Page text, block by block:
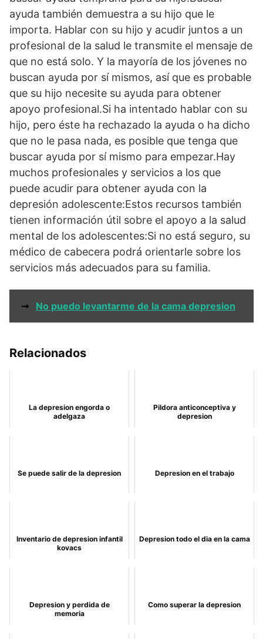
ayuda también demuestra a su hijo que le
importa. Hablar con su hijo y acudir juntos a un
profesional de la salud le transmite el mensaje de
que no está solo. Y la mayoría de los jóvenes no
buscan ayuda por sí mismos, así que es probable
que su hijo necesite su ayuda para obtener
apoyo profesional.Si ha intentado hablar con su
hijo, pero éste ha rechazado la ayuda o ha dicho
que no le pasa nada, es posible que tenga que
buscar ayuda por sí mismo para empezar.Hay
muchos profesionales y servicios a los que
puede acudir para obtener ayuda con la
depresión adolescente:Estos recursos también
tienen información útil sobre el apoyo a la salud
mental de los adolescentes:Si no está seguro, su
médico de cabecera podrá orientarle sobre los
servicios más adecuados para su familia.
➞ No puedo levantarme de la cama depresion
Relacionados
La depresion engorda o
adelgaza
Pildora anticonceptiva y
depresion
Se puede salir de la depresion Depresion en el trabajo
Inventario de depresion infantil
kovacs
Depresion todo el dia en la cama
Depresion y perdida de
memoria
Como superar la depresion